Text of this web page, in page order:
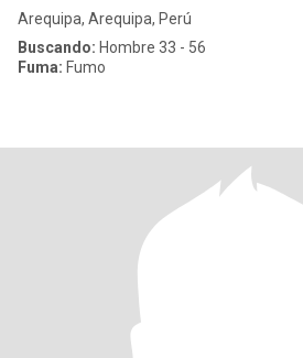
Arequipa, Arequipa, Perú
Buscando: Hombre 33 - 56
Fuma: Fumo